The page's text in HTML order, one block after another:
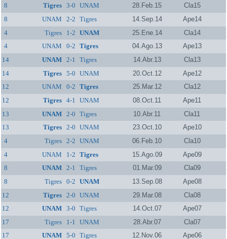
8
Tigres 3-0 UNAM 28.Feb.15
Cla15
8
UNAM 2-2 Tigres 14.Sep.14
Ape14
4
Tigres 1-2 UNAM 25.Ene.14
Cla14
4
UNAM 0-2 Tigres 04.Ago.13
Ape13
14
UNAM 2-1 Tigres 14.Abr.13
Cla13
14
Tigres 5-0 UNAM 20.Oct.12
Ape12
12
UNAM 0-2 Tigres 25.Mar.12
Cla12
12
Tigres 4-1 UNAM 08.Oct.11
Ape11
13
UNAM 2-0 Tigres 10.Abr.11
Cla11
13
Tigres 2-0 UNAM 23.Oct.10
Ape10
4
Tigres 2-2 UNAM 06.Feb.10
Cla10
4
UNAM 1-2 Tigres 15.Ago.09
Ape09
8
UNAM 2-1 Tigres 01.Mar.09
Cla09
8
Tigres 0-2 UNAM 13.Sep.08
Ape08
12
Tigres 2-0 UNAM 29.Mar.08
Cla08
12
UNAM 3-0 Tigres 14.Oct.07
Ape07
17
Tigres 1-1 UNAM 28.Abr.07
Cla07
17
UNAM 5-0 Tigres 12.Nov.06
Ape06